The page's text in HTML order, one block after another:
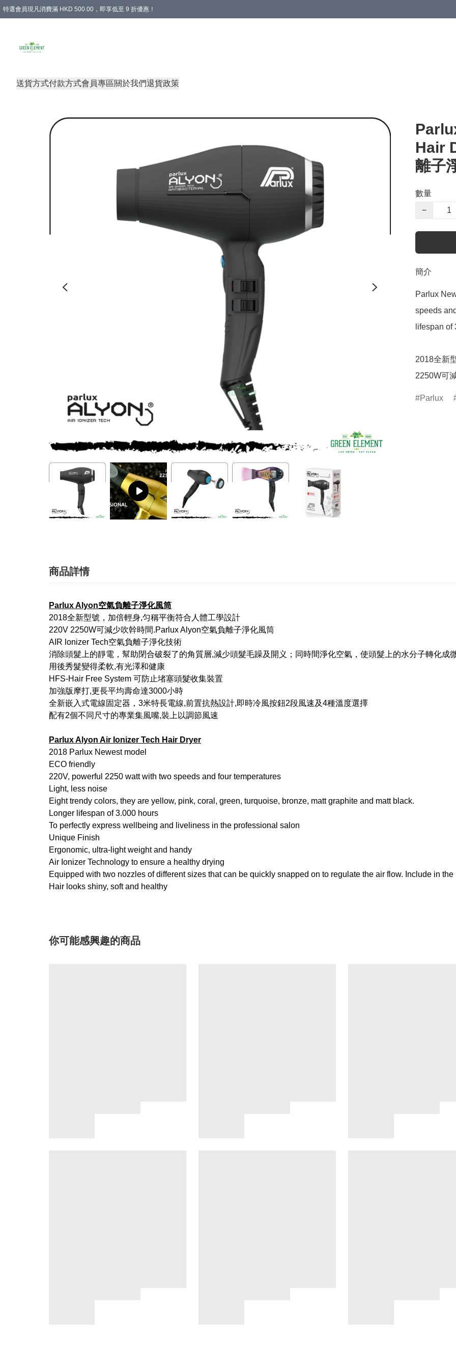
特選會員現凡消費滿 HKD 500.00，即享低至 9 折優惠！
送貨方式付款方式會員專區關於我們退貨政策
Hair
離子
數量
−
簡介
Parlux
speeds
lifespan of
2018全新
Parlux
商品詳情
Parlux Alyon空氣負離子淨化風筒
2018全新型號，加倍輕身,匀稱平衡符合人體工學設計
220V 2250W可減少吹幹時間.Parlux Alyon空氣負離子淨化風筒
AIR lonizer Tech空氣負離子淨化技術
消除頭髮上的靜電，幫助閉合破裂了的角質層,減少頭髮毛躁及開义；同時間淨化空氣，使頭髮上的水分子轉化成
用後秀髮變得柔軟,有光澤和健康
HFS-Hair Free System 可防止堵塞頭髮收集裝置
加強版摩打,更長平均壽命達3000小時
全新嵌入式電線固定器，3米特長電線,前置抗熱設計,即時冷風按鈕2段風速及4種溫度選擇
配有2個不同尺寸的專業集風嘴,裝上以調節風速
Parlux Alyon Air Ionizer Tech Hair Dryer
2018 Parlux Newest model
ECO friendly
220V, powerful 2250 watt with two speeds and four temperatures
Light, less noise
Eight trendy colors, they are yellow, pink, coral, green, turquoise, bronze, matt graphite and matt black.
Longer lifespan of 3.000 hours
To perfectly express wellbeing and liveliness in the professional salon
Unique Finish
Ergonomic, ultra-light weight and handy
Air Ionizer Technology to ensure a healthy drying
Equipped with two nozzles of different sizes that can be quickly snapped on to regulate the air flow. Include in the
Hair looks shiny, soft and healthy
你可能感興趣的商品